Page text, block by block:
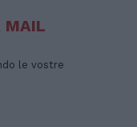
MAIL
le vostre